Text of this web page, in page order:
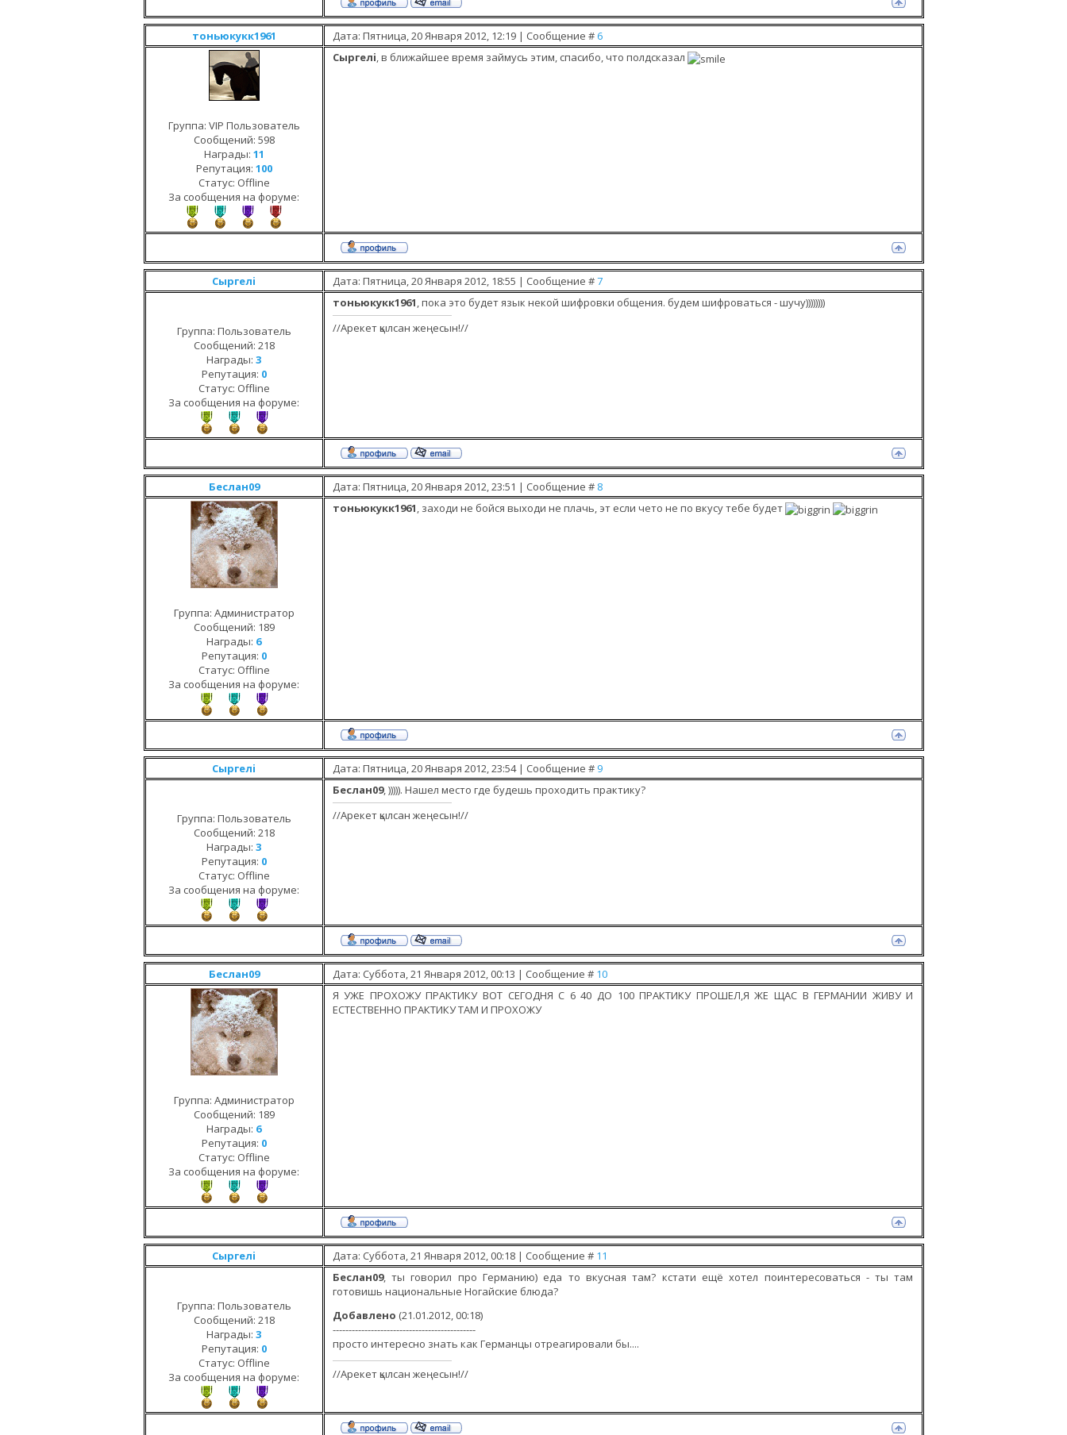
тоньюкукк1961 Дата: Пятница, 20 Января 2012, 12:19 | Сообщение # 6
Группа: VIP Пользователь
Сообщений: 598
Награды: 11
Репутация: 100
Статус: Offline
За сообщения на форуме:
Сыргелi, в ближайшее время займусь этим, спасибо, что полдсказал
Сыргелi Дата: Пятница, 20 Января 2012, 18:55 | Сообщение #7
Группа: Пользователь
Сообщений: 218
Награды: 3
Репутация: 0
Статус: Offline
За сообщения на форуме:
тоньюкукк1961, пока это будет язык некой шифровки общения. будем шифроваться - шучу))))))))
//Арекет қылсан жеңесын!//
Беслан09 Дата: Пятница, 20 Января 2012, 23:51 | Сообщение # 8
Группа: Администратор
Сообщений: 189
Награды: 6
Репутация: 0
Статус: Offline
За сообщения на форуме:
тоньюкукк1961, заходи не бойся выходи не плачь, эт если чето не по вкусу тебе будет
Сыргелi Дата: Пятница, 20 Января 2012, 23:54 | Сообщение # 9
Группа: Пользователь
Сообщений: 218
Награды: 3
Репутация: 0
Статус: Offline
За сообщения на форуме:
Беслан09, ))))). Нашел место где будешь проходить практику?
//Арекет қылсан жеңесын!//
Беслан09 Дата: Суббота, 21 Января 2012, 00:13 | Сообщение # 10
Группа: Администратор
Сообщений: 189
Награды: 6
Репутация: 0
Статус: Offline
За сообщения на форуме:
Я УЖЕ ПРОХОЖУ ПРАКТИКУ ВОТ СЕГОДНЯ С 6 40 ДО 100 ПРАКТИКУ ПРОШЕЛ,Я ЖЕ ЩАС В ГЕРМАНИИ ЖИВУ И
ЕСТЕСТВЕННО ПРАКТИКУ ТАМ И ПРОХОЖУ
Сыргелi Дата: Суббота, 21 Января 2012, 00:18 | Сообщение # 11
Группа: Пользователь
Сообщений: 218
Награды: 3
Репутация: 0
Статус: Offline
За сообщения на форуме:
Беслан09, ты говорил про Германию) еда то вкусная там? кстати ещё хотел поинтересоваться - ты там
готовишь национальные Ногайские блюда?
Добавлено (21.01.2012, 00:18)
---------------------------------------------
просто интересно знать как Германцы отреагировали бы....
//Арекет қылсан жеңесын!//